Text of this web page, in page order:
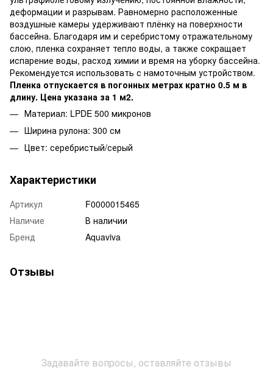
деформации и разрывам. Равномерно расположенные
воздушные камеры удерживают плёнку на поверхности
бассейна. Благодаря им и серебристому отражательному
слою, пленка сохраняет тепло воды, а также сокращает
испарение воды, расход химии и время на уборку бассейна.
Рекомендуется использовать с намоточным устройством.
Пленка отпускается в погонных метрах кратно 0.5 м в
длину. Цена указана за 1 м2.
Материал: LPDE 500 микронов
Ширина рулона: 300 см
Цвет: серебристый/серый
Характеристики
Артикул
F0000015465
Наличие
В наличии
Бренд
Aquaviva
Отзывы
Задавайте вопросы, оставляйте отзывы